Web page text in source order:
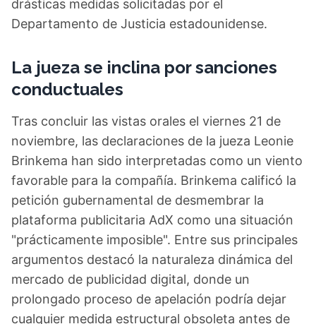
drásticas medidas solicitadas por el
Departamento de Justicia estadounidense.
La jueza se inclina por sanciones
conductuales
Tras concluir las vistas orales el viernes 21 de
noviembre, las declaraciones de la jueza Leonie
Brinkema han sido interpretadas como un viento
favorable para la compañía. Brinkema calificó la
petición gubernamental de desmembrar la
plataforma publicitaria AdX como una situación
"prácticamente imposible". Entre sus principales
argumentos destacó la naturaleza dinámica del
mercado de publicidad digital, donde un
prolongado proceso de apelación podría dejar
cualquier medida estructural obsoleta antes de